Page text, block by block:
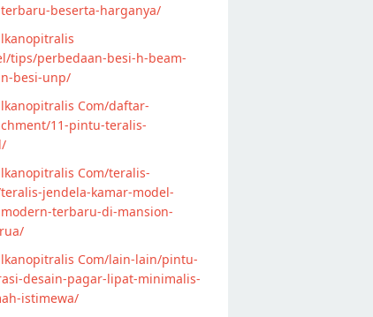
beserta-harganya/
tips/perbedaan-besi-h-beam-
besi-unp/
Com/daftar-
11-pintu-teralis-
Com/teralis-
jendela-kamar-model-
terbaru-di-mansion-
Com/lain-lain/pintu-
desain-pagar-lipat-minimalis-
istimewa/